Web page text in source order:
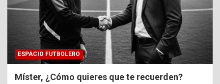
ESPACIO FUTBOLERO
Míster, ¿Cómo quieres que te recuerden?